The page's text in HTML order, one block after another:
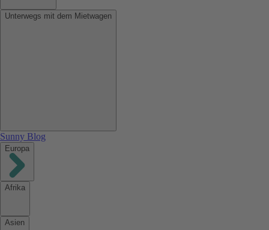
Unterwegs mit dem Mietwagen
Sunny Blog
Europa
Afrika
Asien